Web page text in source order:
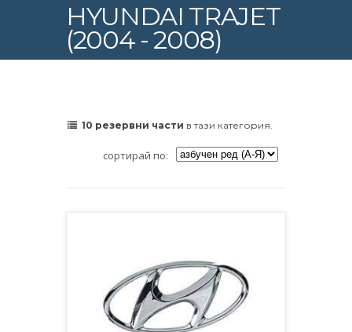
HYUNDAI TRAJET
(2004 - 2008)
10 резервни части в тази категория.
сортирай по: